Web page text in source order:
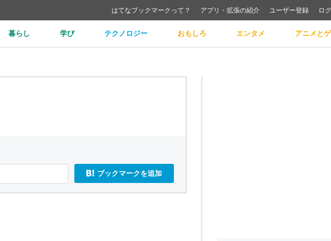
はてなブックマークって？ アプリ・拡張の紹介 ユーザー登録 ロ
暮らし 学び テクノロジー おもしろ エンタメ アニメと
ブックマークを追加